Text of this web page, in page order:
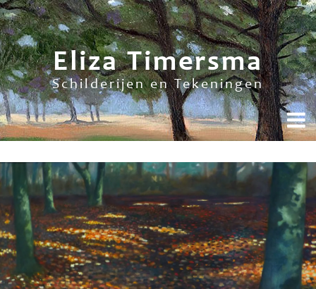
Eliza Timersma
Schilderijen en Tekeningen